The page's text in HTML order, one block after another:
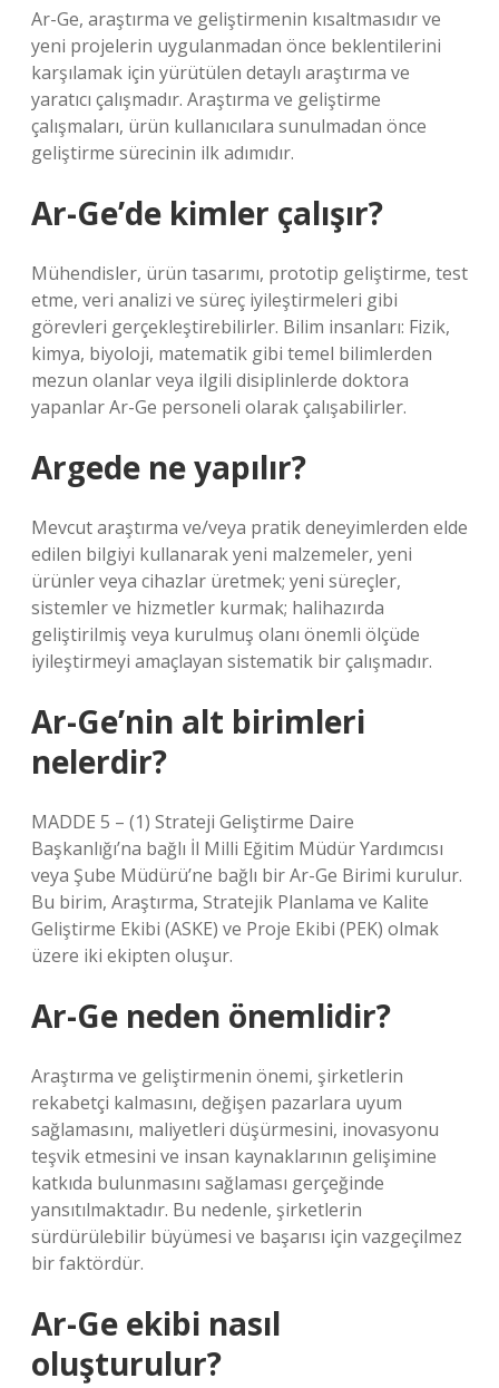
Ar-Ge, araştırma ve geliştirmenin kısaltmasıdır ve
yeni projelerin uygulanmadan önce beklentilerini
karşılamak için yürütülen detaylı araştırma ve
yaratıcı çalışmadır. Araştırma ve geliştirme
çalışmaları, ürün kullanıcılara sunulmadan önce
geliştirme sürecinin ilk adımıdır.
Ar-Ge’de kimler çalışır?
Mühendisler, ürün tasarımı, prototip geliştirme, test
etme, veri analizi ve süreç iyileştirmeleri gibi
görevleri gerçekleştirebilirler. Bilim insanları: Fizik,
kimya, biyoloji, matematik gibi temel bilimlerden
mezun olanlar veya ilgili disiplinlerde doktora
yapanlar Ar-Ge personeli olarak çalışabilirler.
Argede ne yapılır?
Mevcut araştırma ve/veya pratik deneyimlerden elde
edilen bilgiyi kullanarak yeni malzemeler, yeni
ürünler veya cihazlar üretmek; yeni süreçler,
sistemler ve hizmetler kurmak; halihazırda
geliştirilmiş veya kurulmuş olanı önemli ölçüde
iyileştirmeyi amaçlayan sistematik bir çalışmadır.
Ar-Ge’nin alt birimleri
nelerdir?
MADDE 5 – (1) Strateji Geliştirme Daire
Başkanlığı’na bağlı İl Milli Eğitim Müdür Yardımcısı
veya Şube Müdürü’ne bağlı bir Ar-Ge Birimi kurulur.
Bu birim, Araştırma, Stratejik Planlama ve Kalite
Geliştirme Ekibi (ASKE) ve Proje Ekibi (PEK) olmak
üzere iki ekipten oluşur.
Ar-Ge neden önemlidir?
Araştırma ve geliştirmenin önemi, şirketlerin
rekabetçi kalmasını, değişen pazarlara uyum
sağlamasını, maliyetleri düşürmesini, inovasyonu
teşvik etmesini ve insan kaynaklarının gelişimine
katkıda bulunmasını sağlaması gerçeğinde
yansıtılmaktadır. Bu nedenle, şirketlerin
sürdürülebilir büyümesi ve başarısı için vazgeçilmez
bir faktördür.
Ar-Ge ekibi nasıl
oluşturulur?